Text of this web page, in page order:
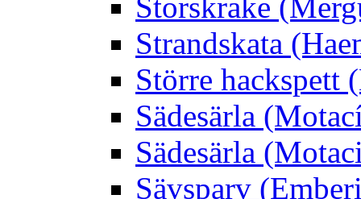
Strandskata
Större hackspett
Sädesärla
Sädesärla
Sävsparv